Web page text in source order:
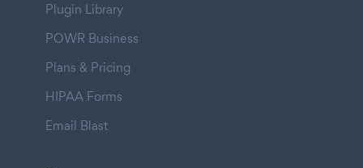
Plugin Library
POWR Business
Plans & Pricing
HIPAA Forms
Email Blast